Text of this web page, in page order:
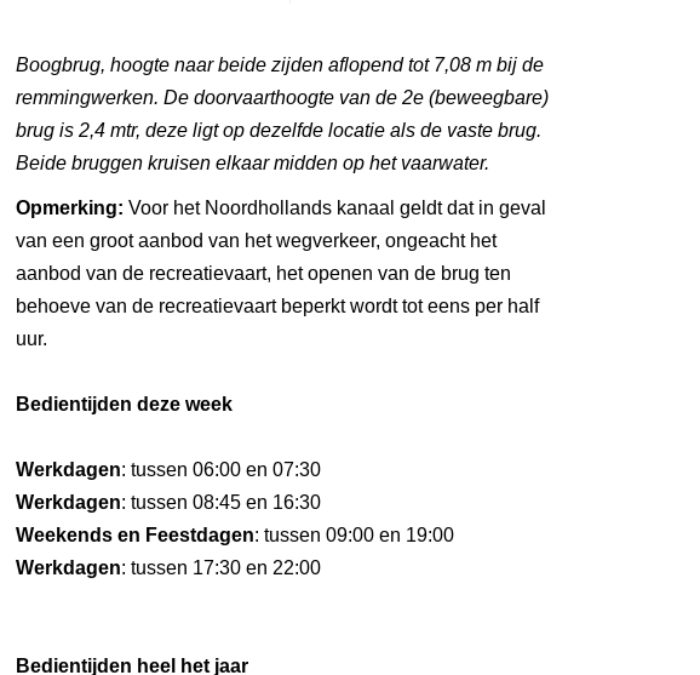
Boogbrug, hoogte naar beide zijden aflopend tot 7,08 m bij de
remmingwerken. De doorvaarthoogte van de 2e (beweegbare)
brug is 2,4 mtr, deze ligt op dezelfde locatie als de vaste brug.
Beide bruggen kruisen elkaar midden op het vaarwater.
Opmerking: Voor het Noordhollands kanaal geldt dat in geval
van een groot aanbod van het wegverkeer, ongeacht het
aanbod van de recreatievaart, het openen van de brug ten
behoeve van de recreatievaart beperkt wordt tot eens per half
uur.
Bedientijden deze week
Werkdagen: tussen 06:00 en 07:30
Werkdagen: tussen 08:45 en 16:30
Weekends en Feestdagen: tussen 09:00 en 19:00
Werkdagen: tussen 17:30 en 22:00
Bedientijden heel het jaar